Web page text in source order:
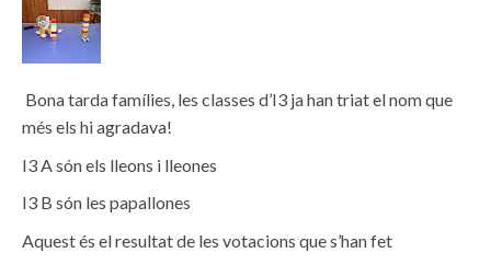
Bona tarda famílies, les classes d’I3 ja han triat el nom que
més els hi agradava!
I3 A són els lleons i lleones
I3 B són les papallones
Aquest és el resultat de les votacions que s’han fet